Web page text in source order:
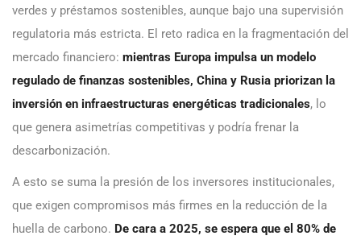
verdes y préstamos sostenibles, aunque bajo una supervisión
regulatoria más estricta. El reto radica en la fragmentación del
mercado financiero: mientras Europa impulsa un modelo
regulado de finanzas sostenibles, China y Rusia priorizan la
inversión en infraestructuras energéticas tradicionales, lo
que genera asimetrías competitivas y podría frenar la
descarbonización.
A esto se suma la presión de los inversores institucionales,
que exigen compromisos más firmes en la reducción de la
huella de carbono. De cara a 2025, se espera que el 80% de